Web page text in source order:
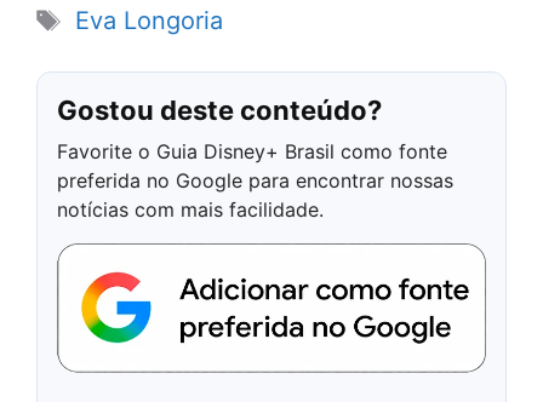
Tags
Eva Longoria
Gostou deste conteúdo?
Favorite o Guia Disney+ Brasil como fonte
preferida no Google para encontrar nossas
notícias com mais facilidade.